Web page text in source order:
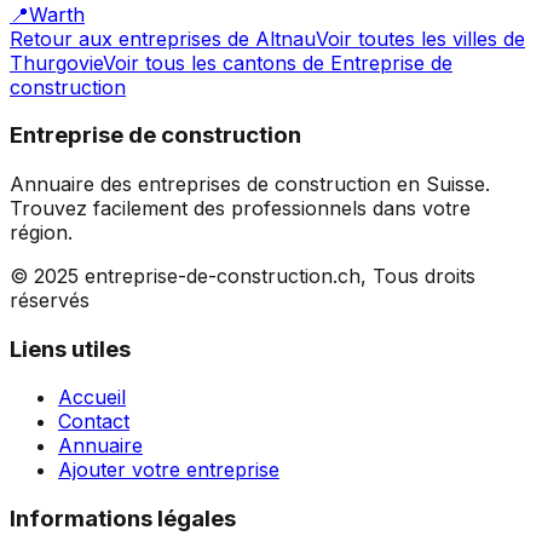
📍Warth
Retour aux entreprises de AltnauVoir toutes les villes de
ThurgovieVoir tous les cantons de Entreprise de
construction
Entreprise de construction
Annuaire des entreprises de construction en Suisse.
Trouvez facilement des professionnels dans votre
région.
© 2025 entreprise-de-construction.ch, Tous droits
réservés
Liens utiles
Accueil
Contact
Annuaire
Ajouter votre entreprise
Informations légales